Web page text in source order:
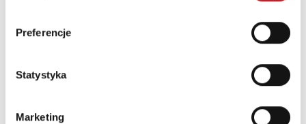
Preferencje
Statystyka
Marketing